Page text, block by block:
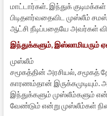
மாட்டார்கள். இந்துக்
பிடிதளர்வதைவிட முஸ்லீம்
ஆட்சி நீடிப்பதையே அவர்கள்
இந்துக்களும், இஸ்லாமியரும்
முஸ்லீம்
சமூகத்தின் அரசியல், சமூகத்
காரணம்தான்
இந்துக்களும் முஸ்லீம்களும்
வேண்டும் என்று முஸ்லீம்கள்